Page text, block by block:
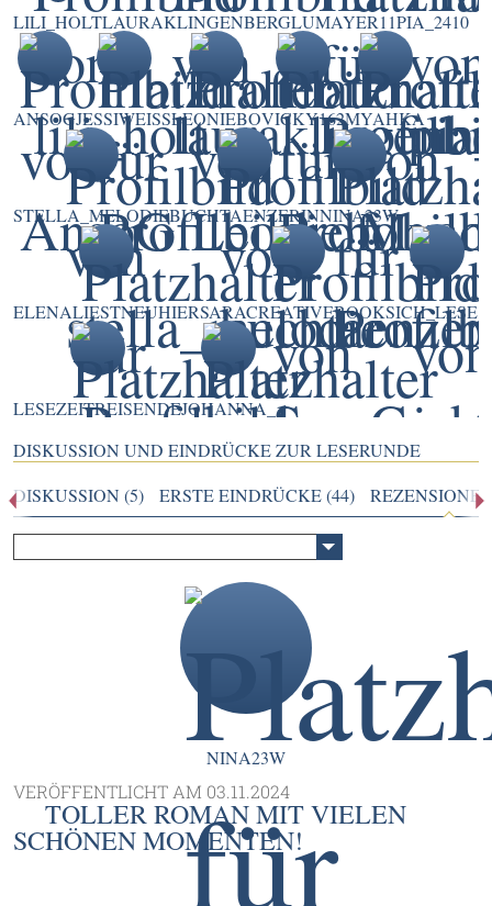
LILI_HOLTLAURAKLINGENBERGLUMAYER11PIA_2410
ANSOGJESSIWEISSLEONIEBOVICKY162MYAHKA
STELLA_MELODIEBUCHTAENZERINNINA23W
ELENALIESTNEUHIERSARACREATIVEBOOKSICH_LESE
LESEZEITREISENDEJOHANNA_
DISKUSSION UND EINDRÜCKE ZUR LESERUNDE
DISKUSSION (5)
ERSTE EINDRÜCKE (44)
NINA23W
VERÖFFENTLICHT AM 03.11.2024
TOLLER ROMAN MIT VIELEN
SCHÖNEN MOMENTEN!